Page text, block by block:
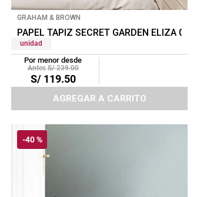
MTS TEAL
GRAHAM & BROWN
PAPEL TAPIZ SECRET GARDEN ELIZA
unidad
Por menor desde
S/ 239.00
S/ 119.50
AGREGAR A CARRITO
-40 %